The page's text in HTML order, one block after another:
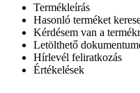
Termékleírás
Hasonló terméket
Kérdésem van a
Letölthető
Hírlevél feliratkozás
Értékelések